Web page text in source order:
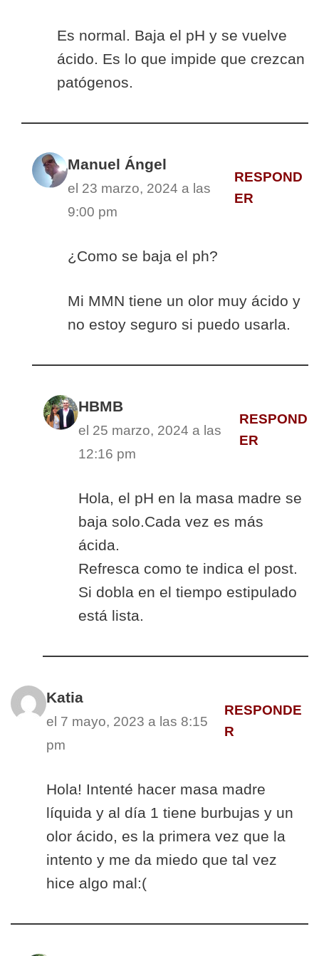
Es normal. Baja el pH y se vuelve
ácido. Es lo que impide que crezcan
patógenos.
Manuel Ángel
el 23 marzo, 2024 a las
9:00 pm
RESPOND
ER
¿Como se baja el ph?
Mi MMN tiene un olor muy ácido y
no estoy seguro si puedo usarla.
HBMB
el 25 marzo, 2024 a las
12:16 pm
RESPOND
ER
Hola, el pH en la masa madre se
baja solo.Cada vez es más
ácida.
Refresca como te indica el post.
Si dobla en el tiempo estipulado
está lista.
Katia
el 7 mayo, 2023 a las 8:15
pm
RESPONDE
R
Hola! Intenté hacer masa madre
líquida y al día 1 tiene burbujas y un
olor ácido, es la primera vez que la
intento y me da miedo que tal vez
hice algo mal:(